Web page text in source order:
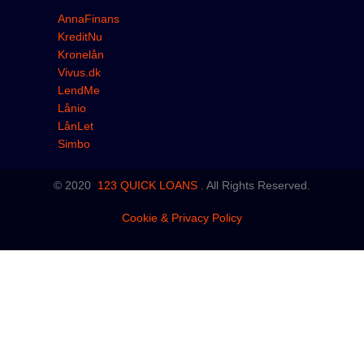
AnnaFinans
KreditNu
Kronelån
Vivus.dk
LendMe
Lånio
LånLet
Simbo
© 2020 123 QUICK LOANS All Rights Reserved.
Cookie & Privacy Policy